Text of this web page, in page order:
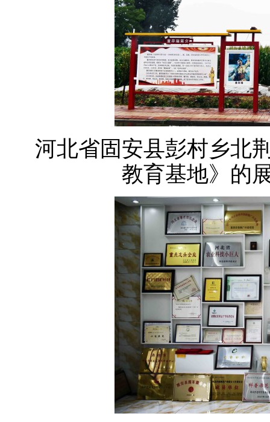
河北省固安县彭村乡北
教育基地》的